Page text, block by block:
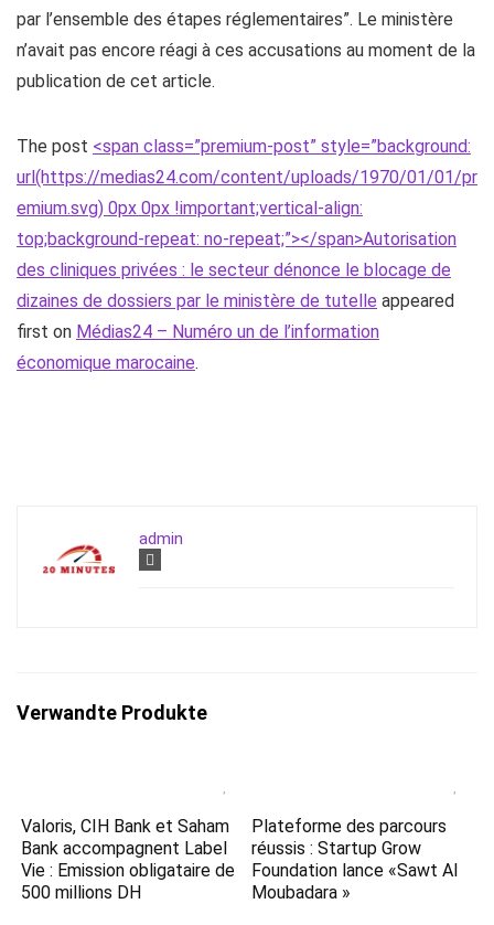
par l’ensemble des étapes réglementaires”. Le ministère
n’avait pas encore réagi à ces accusations au moment de la
publication de cet article.
The post <span class=”premium-post” style=”background:
url(https://medias24.com/content/uploads/1970/01/01/pr
emium.svg) 0px 0px !important;vertical-align:
top;background-repeat: no-repeat;”></span>Autorisation
des cliniques privées : le secteur dénonce le blocage de
dizaines de dossiers par le ministère de tutelle appeared
first on Médias24 – Numéro un de l’information
économique marocaine.
admin
Verwandte Produkte
Valoris, CIH Bank et Saham
Bank accompagnent Label
Vie : Emission obligataire de
500 millions DH
Plateforme des parcours
réussis : Startup Grow
Foundation lance «Sawt Al
Moubadara »